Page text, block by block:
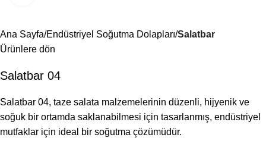
Ana Sayfa Endüstriyel Soğutma Dolapları Salatbar
Ürünlere dön
Salatbar 04
Salatbar 04, taze salata malzemelerinin düzenli, hijyenik ve
soğuk bir ortamda saklanabilmesi için tasarlanmış, endüstriyel
mutfaklar için ideal bir soğutma çözümüdür.